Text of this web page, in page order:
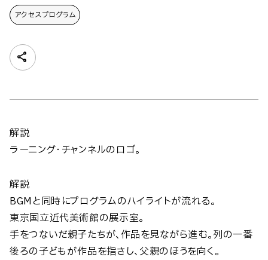
アクセスプログラム
解説
ラーニング・チャンネルのロゴ。
解説
BGMと同時にプログラムのハイライトが流れる。
東京国立近代美術館の展示室。
手をつないだ親子たちが、作品を見ながら進む。列の一番
後ろの子どもが作品を指さし、父親のほうを向く。